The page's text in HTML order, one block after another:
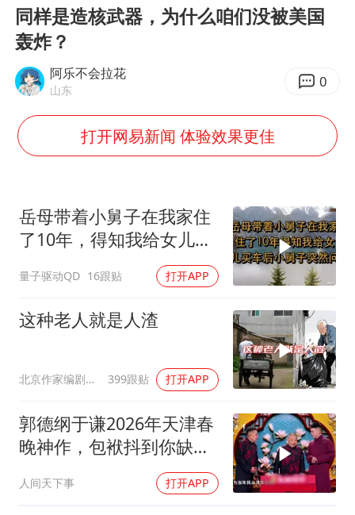
台铃电动车仅骑一年就断电趴窝
方桃子代言广告视频已下架
上交绝杀清华 姚明笑出表情包
白海豚在海上打了个结
以军士兵把枪口对准中国记者
构建更高水平的全民健身公共服务体系
同样是造核武器，为什么咱们没被美国
轰炸？
阿乐不会拉花
山东 0
打开网易新闻 体验效果更佳
岳母带着小舅子在我家住
了10年，得知我给女儿买
量子驱动QD 16跟贴 打开APP
这种老人就是人渣
北京作家编剧肥猪满圈 399跟贴 打开APP
郭德纲于谦2026年天津春
晚神作，包袱抖到你缺氧
人间天下事 打开APP